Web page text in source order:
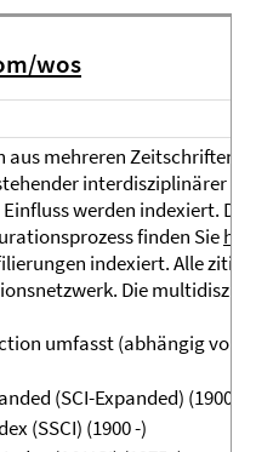
wos
aus mehreren Zeitschriften-
interdisziplinärer
werden indexiert.
finden Siehier
indexiert. Alle
Die
umfasst (abhängig
(SCI-Expanded) (1900 -)
(SSCI) (1900 -)